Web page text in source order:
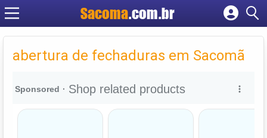
Sacoma.com.br
Cadastrar empresa
Criar conta
abertura de fechaduras em Sacomã